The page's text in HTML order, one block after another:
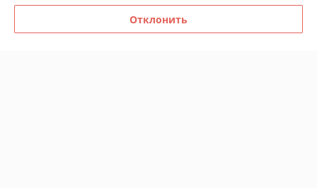
Сайт создан на платформе Deal.by
Отклонить